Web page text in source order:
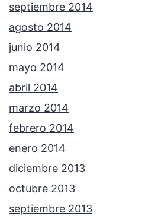
septiembre 2014
agosto 2014
junio 2014
mayo 2014
abril 2014
marzo 2014
febrero 2014
enero 2014
diciembre 2013
octubre 2013
septiembre 2013